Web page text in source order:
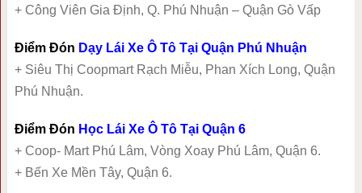
+ Công Viên Gia Định, Q. Phú Nhuận – Quận Gò Vấp
Điểm Đón Dạy Lái Xe Ô Tô Tại Quận Phú Nhuận
+ Siêu Thị Coopmart Rạch Miễu, Phan Xích Long, Quận
Phú Nhuận.
Điểm Đón Học Lái Xe Ô Tô Tại Quận 6
+ Coop- Mart Phú Lâm, Vòng Xoay Phú Lâm, Quận 6.
+ Bến Xe Mền Tây, Quận 6.